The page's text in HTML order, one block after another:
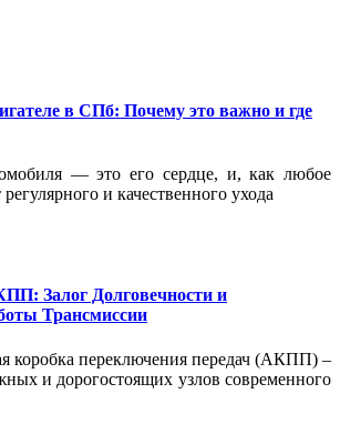
в СПб: Почему это важно и где
— это его сердце, и, как любое
и качественного ухода
Залог Долговечности и
Трансмиссии
коробка переключения передач (АКПП) –
и дорогостоящих узлов современного